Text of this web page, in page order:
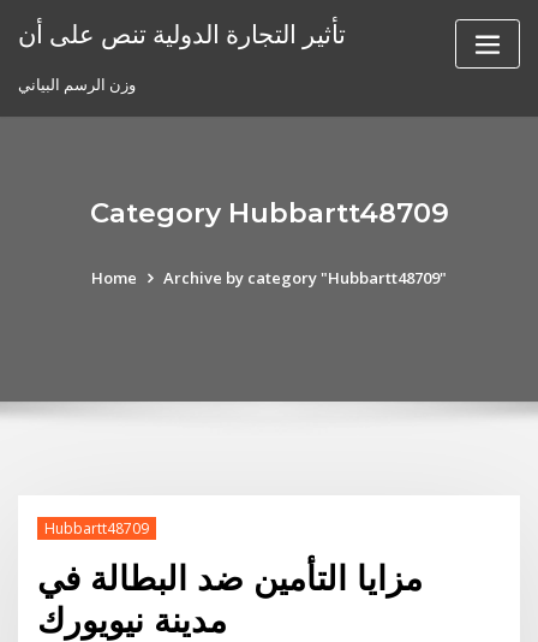
تأثير التجارة الدولية تنص على أن
وزن الرسم البياني
Category Hubbartt48709
Home Archive by category "Hubbartt48709"
Hubbartt48709
مزايا التأمين ضد البطالة في
مدينة نيويورك